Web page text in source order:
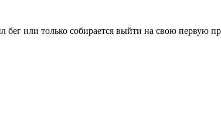
бег или только собирается выйти на свою первую